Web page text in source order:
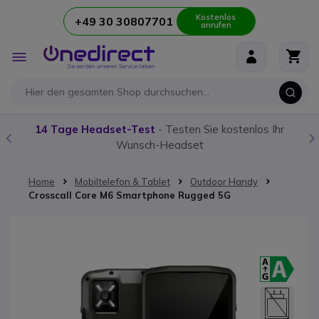
Zum Inhalt springen+49 30 30807701 Kostenlos
anrufen
Navigation
umschalten
14 Tage Headset-Test - Testen Sie kostenlos Ihr
Wunsch-Headset
Home Mobiltelefon & Tablet
Outdoor Handy
Crosscall Core M6 Smartphone Rugged 5G